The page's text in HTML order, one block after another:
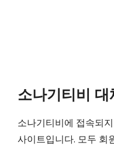
소나기티비
소나기티비에 접속되
사이트입니다. 모두 회